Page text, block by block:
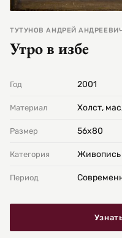
ТУТУНОВ АНДРЕЙ
Утро в избе
Год 2001
Материал Холст,
Размер 56х80
Категория Живопись
Период